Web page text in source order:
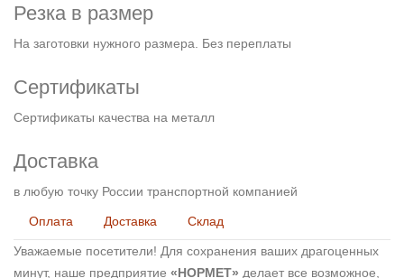
Резка в размер
На заготовки нужного размера. Без переплаты
Сертификаты
Сертификаты качества на металл
Доставка
в любую точку России транспортной компанией
Оплата Доставка Склад
Уважаемые посетители! Для сохранения ваших драгоценных
минут, наше предприятие «НОРМЕТ» делает все возможное,